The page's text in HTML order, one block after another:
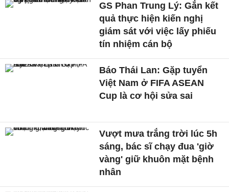
GS Phan Trung Lý: Gắn kết
quả thực hiện kiến nghị
giám sát với việc lấy phiếu
tín nhiệm cán bộ
Báo Thái Lan: Gặp tuyển
Việt Nam ở FIFA ASEAN
Cup là cơ hội sửa sai
Vượt mưa trắng trời lúc 5h
sáng, bác sĩ chạy đua 'giờ
vàng' giữ khuôn mặt bệnh
nhân